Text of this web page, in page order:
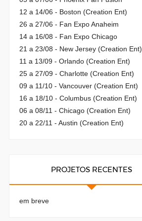
12 a 14/06 - Boston (Creation Ent)
26 a 27/06 - Fan Expo Anaheim
14 a 16/08 - Fan Expo Chicago
21 a 23/08 - New Jersey (Creation Ent)
11 a 13/09 - Orlando (Creation Ent)
25 a 27/09 - Charlotte (Creation Ent)
09 a 11/10 - Vancouver (Creation Ent)
16 a 18/10 - Columbus (Creation Ent)
06 a 08/11 - Chicago (Creation Ent)
20 a 22/11 - Austin (Creation Ent)
PROJETOS RECENTES
em breve